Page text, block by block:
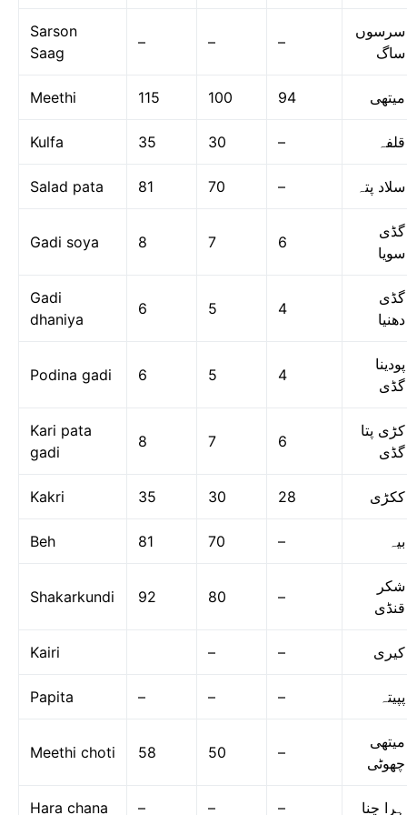
Sarson
Saag
– – –
سرسوں
ساگ
Meethi 115 100 94 میتھی
Kulfa 35 30 – قلفہ
Salad pata 81 70 – سلاد پتہ
Gadi soya 8 7 6
گڈی
سویا
Gadi
dhaniya
6 5 4
گڈی
دھنیا
Podina gadi 6 5 4
پودینا
گڈی
Kari pata
gadi
8 7 6
کڑی پتا
گڈی
Kakri 35 30 28 ککڑی
Beh 81 70 – بیہ
Shakarkundi 92 80 –
شکر
قنڈی
Kairi – – کیری
Papita – – – پپیتہ
Meethi choti 58 50 –
میتھی
چھوٹی
Hara chana – – – ہرا چنا